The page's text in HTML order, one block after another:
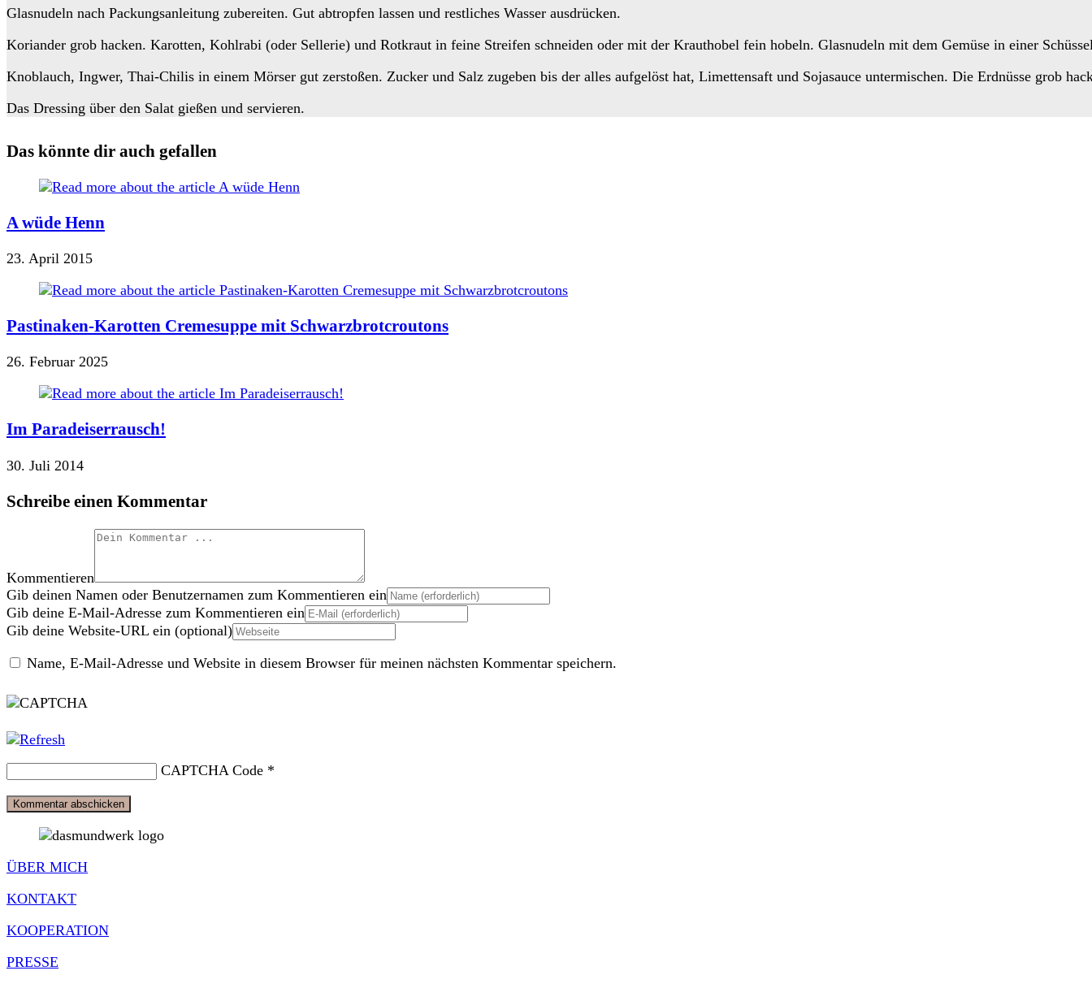
Glasnudeln nach Packungsanleitung zubereiten. Gut abtropfen lassen und restliches Wasser ausdrücken.
Koriander grob hacken. Karotten, Kohlrabi (oder Sellerie) und Rotkraut in feine Streifen schneiden oder mit der Krauthobel fein hobeln. Glasnudeln mit dem Gemüse in einer
Knoblauch, Ingwer, Thai-Chilis in einem Mörser gut zerstoßen. Zucker und Salz zugeben bis der alles aufgelöst hat, Limettensaft und Sojasauce untermischen. Die Erdnüsse grob
Das Dressing über den Salat gießen und servieren.
Das könnte dir auch gefallen
A wüde Henn
23. April 2015
Pastinaken-Karotten Cremesuppe mit Schwarzbrotcroutons
26. Februar 2025
Im Paradeiserrausch!
30. Juli 2014
Schreibe einen Kommentar
Kommentieren
Gib deinen Namen oder Benutzernamen zum Kommentieren ein
Gib deine E-Mail-Adresse zum Kommentieren ein
Gib deine Website-URL ein (optional)
Name, E-Mail-Adresse und Website in diesem Browser für meinen nächsten Kommentar speichern.
CAPTCHA Code *
ÜBER MICH
KONTAKT
KOOPERATION
PRESSE